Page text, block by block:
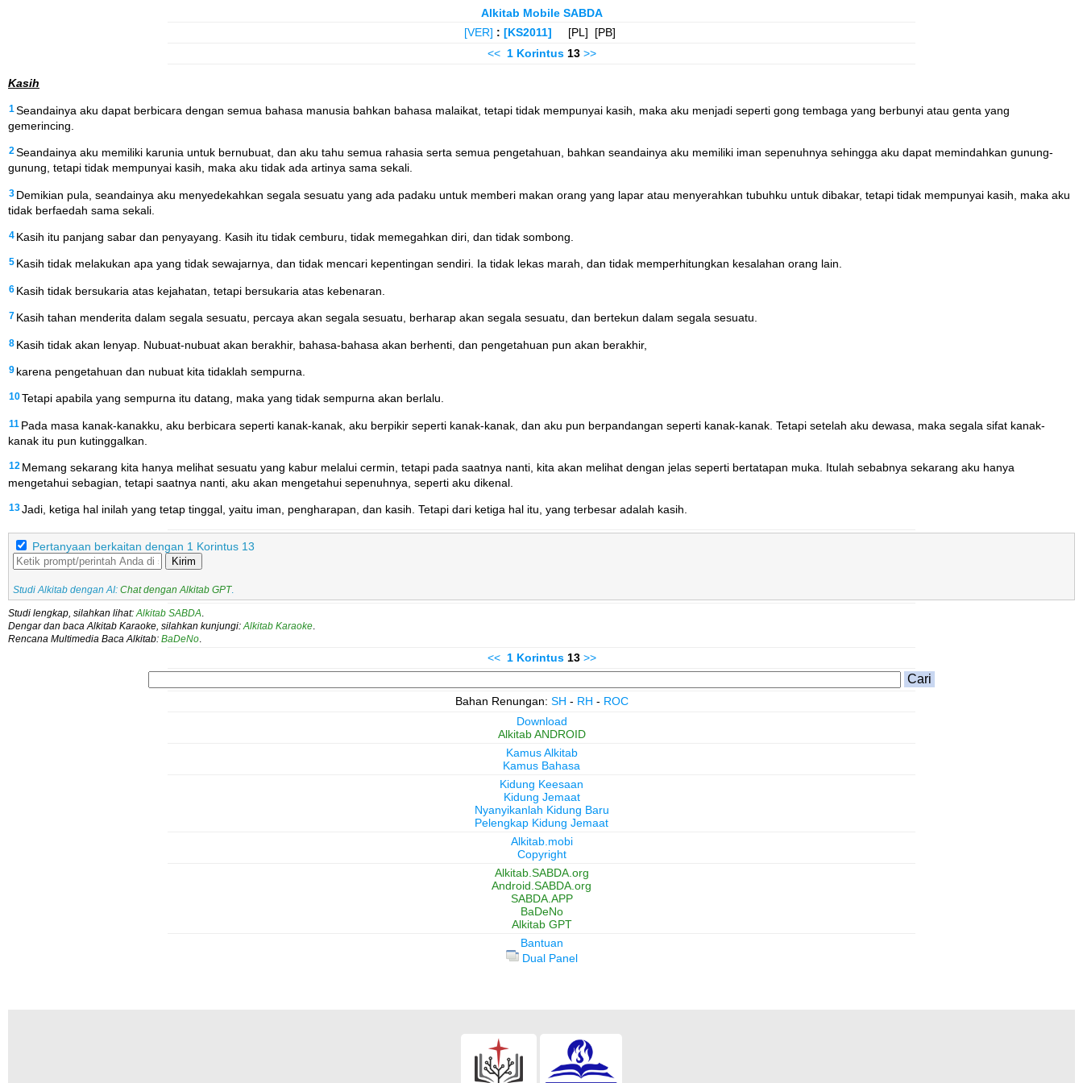
Alkitab Mobile SABDA
[VER] : [KS2011] [PL] [PB]
<< 1 Korintus13 >>
Kasih
1 Seandainya aku dapat berbicara dengan semua bahasa manusia bahkan bahasa malaikat, tetapi tidak mempunyai kasih, maka aku menjadi seperti gong tembaga yang berbunyi atau genta yang
gemerincing.
2 Seandainya aku memiliki karunia untuk bernubuat, dan aku tahu semua rahasia serta semua pengetahuan, bahkan seandainya aku memiliki iman sepenuhnya sehingga aku dapat memindahkan gunung-
gunung, tetapi tidak mempunyai kasih, maka aku tidak ada artinya sama sekali.
3 Demikian pula, seandainya aku menyedekahkan segala sesuatu yang ada padaku untuk memberi makan orang yang lapar atau menyerahkan tubuhku untuk dibakar, tetapi tidak mempunyai kasih, maka aku
tidak berfaedah sama sekali.
4 Kasih itu panjang sabar dan penyayang. Kasih itu tidak cemburu, tidak memegahkan diri, dan tidak sombong.
5 Kasih tidak melakukan apa yang tidak sewajarnya, dan tidak mencari kepentingan sendiri. Ia tidak lekas marah, dan tidak memperhitungkan kesalahan orang lain.
6 Kasih tidak bersukaria atas kejahatan, tetapi bersukaria atas kebenaran.
7 Kasih tahan menderita dalam segala sesuatu, percaya akan segala sesuatu, berharap akan segala sesuatu, dan bertekun dalam segala sesuatu.
8 Kasih tidak akan lenyap. Nubuat-nubuat akan berakhir, bahasa-bahasa akan berhenti, dan pengetahuan pun akan berakhir,
9 karena pengetahuan dan nubuat kita tidaklah sempurna.
10Tetapi apabila yang sempurna itu datang, maka yang tidak sempurna akan berlalu.
11 Pada masa kanak-kanakku, aku berbicara seperti kanak-kanak, aku berpikir seperti kanak-kanak, dan aku pun berpandangan seperti kanak-kanak. Tetapi setelah aku dewasa, maka segala sifat kanak-
kanak itu pun kutinggalkan.
12 Memang sekarang kita hanya melihat sesuatu yang kabur melalui cermin, tetapi pada saatnya nanti, kita akan melihat dengan jelas seperti bertatapan muka. Itulah sebabnya sekarang aku hanya
mengetahui sebagian, tetapi saatnya nanti, aku akan mengetahui sepenuhnya, seperti aku dikenal.
13Jadi, ketiga hal inilah yang tetap tinggal, yaitu iman, pengharapan, dan kasih. Tetapi dari ketiga hal itu, yang terbesar adalah kasih.
Pertanyaan berkaitan dengan 1 Korintus 13
Kirim
Studi Alkitab dengan AI: Chat dengan Alkitab GPT.
Studi lengkap, silahkan lihat: Alkitab SABDA
Dengar dan baca Alkitab Karaoke, silahkan kunjungi: Alkitab Karaoke
Rencana Multimedia Baca Alkitab: BaDeNo
<< 1 Korintus13 >>
Bahan Renungan: SH - RH - ROC
Download
Alkitab ANDROID
Kamus Alkitab
Kamus Bahasa
Kidung Keesaan
Kidung Jemaat
Nyanyikanlah Kidung Baru
Pelengkap Kidung Jemaat
Alkitab.mobi
Copyright
Alkitab.SABDA.org
Android.SABDA.org
SABDA.APP
BaDeNo
Alkitab GPT
Bantuan
Dual Panel